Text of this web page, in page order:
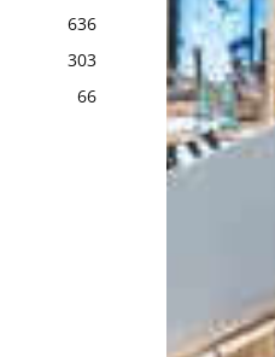
636
303
66